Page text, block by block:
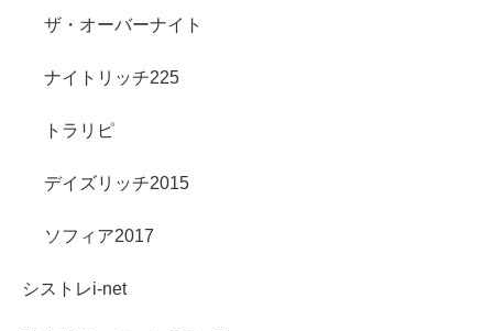
ザ・オーバーナイト
ナイトリッチ225
トラリピ
デイズリッチ2015
ソフィア2017
シストレi-net